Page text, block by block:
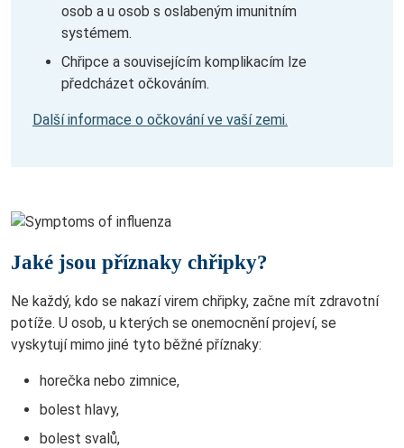
osob a u osob s oslabeným imunitním
systémem.
Chřipce a souvisejícím komplikacím lze
předcházet očkováním.
Další informace o očkování ve vaší zemi.
Jaké jsou příznaky chřipky?
Ne každý, kdo se nakazí virem chřipky, začne mít zdravotní
potíže. U osob, u kterých se onemocnění projeví, se
vyskytují mimo jiné tyto běžné příznaky:
horečka nebo zimnice,
bolest hlavy,
bolest svalů,